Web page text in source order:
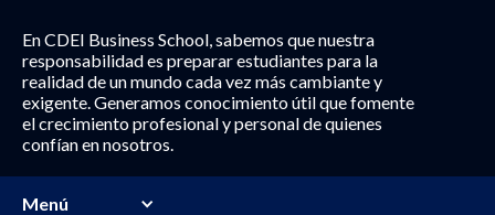
En CDEI Business School, sabemos que nuestra
responsabilidad es preparar estudiantes para la
realidad de un mundo cada vez más cambiante y
exigente. Generamos conocimiento útil que fomente
el crecimiento profesional y personal de quienes
confían en nosotros.
Menú